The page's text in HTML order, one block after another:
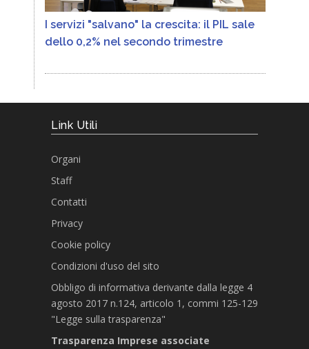
I servizi "salvano" la crescita: il PIL sale
dello 0,2% nel secondo trimestre
Link Utili
Organi
Staff
Contatti
Privacy
Cookie policy
Condizioni d'uso del sito
Obbligo di informativa derivante dalla legge 4
agosto 2017 n.124, articolo 1, commi 125-129
"Legge sulla trasparenza"
Trasparenza Imprese associate